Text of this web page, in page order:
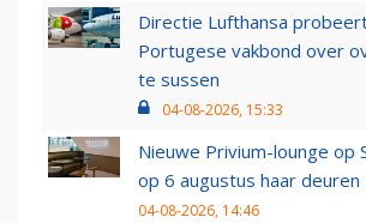
Directie Lufthansa
Portugese vakbond over
te sussen
04-08-2026, 15:33
Nieuwe Privium-lounge op
op 6 augustus haar deuren
04-08-2026, 14:46